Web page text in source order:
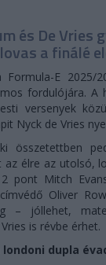
és De Vries
a finálé
E 2025/
fordulójára. A
versenyek
Nyck de Vries
összetettben
az élre az utolsó,
pont Mitch
Oliver
– jóllehet,
is révbe érhet.
dupla